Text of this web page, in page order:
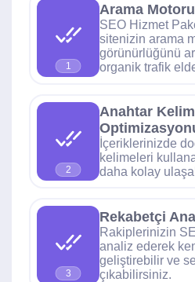
1
Arama
SEO Hizmet
sitenizin arama
görünürlüğünü
organik trafik
2
Anahtar
İçeriklerinizde
kelimeleri
daha kolay
3
Rekabetçi
Rakiplerinizin
analiz ederek
geliştirebilir ve
çıkabilirsiniz.